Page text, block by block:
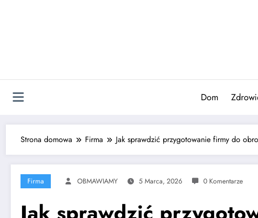
Dom
Strona domowa Firma Jak sprawdzić przygotowanie firmy do
Firma OBMAWIAMY 5 Marca, 2026 0 Komentarze